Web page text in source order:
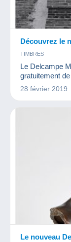
Découvrez le
TIMBRES
Le Delcampe
gratuitement
28 février 2019
Le nouveau